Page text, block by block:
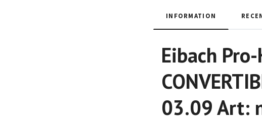
INFORMATION
Eibach
03.09 Art: